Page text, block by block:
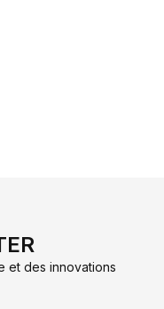
et des innovations